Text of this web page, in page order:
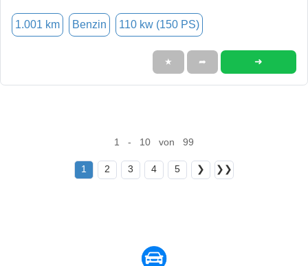
1.001 km Benzin 110 kw (150 PS)
★ ➦ ➜
1 - 10 von 99
1 2 3 4 5 ❯ ❯❯